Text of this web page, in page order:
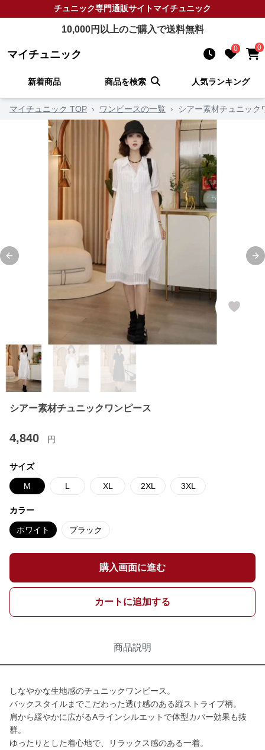
チュニック専門通販サイトマイチュニック
10,000円以上のご購入で送料無料
マイチュニック 0 0
新着商品 商品を検索 人気ランキング
マイチュニック TOP › ワンピースの一覧 › シアー素材チュニック
Previous slide
シアー素材チュニックワンピース
4,840 円
サイズ
M L XL 2XL 3XL
カラー
ホワイト ブラック
購入画面に進む
カートに追加する
商品説明
しなやかな生地感のチュニックワンピース。
バックスタイルまでこだわった透け感のある縦ストライプ柄。
肩から緩やかに広がるAラインシルエットで体型カバー効果も抜
群。
ゆったりとした着心地で、リラックス感のある一着。